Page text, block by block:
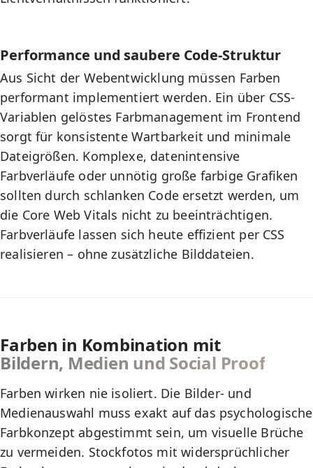
Performance und saubere Code-Struktur
Aus Sicht der Webentwicklung müssen Farben
performant implementiert werden. Ein über CSS-
Variablen gelöstes Farbmanagement im Frontend
sorgt für konsistente Wartbarkeit und minimale
Dateigrößen. Komplexe, datenintensive
Farbverläufe oder unnötig große farbige Grafiken
sollten durch schlanken Code ersetzt werden, um
die Core Web Vitals nicht zu beeinträchtigen.
Farbverläufe lassen sich heute effizient per CSS
realisieren – ohne zusätzliche Bilddateien.
Farben in Kombination mit
Bildern, Medien und Social Proof
Farben wirken nie isoliert. Die Bilder- und
Medienauswahl muss exakt auf das psychologische
Farbkonzept abgestimmt sein, um visuelle Brüche
zu vermeiden. Stockfotos mit widersprüchlicher